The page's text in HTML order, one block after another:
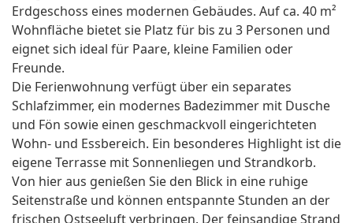
Erdgeschoss eines modernen Gebäudes. Auf ca. 40 m²
Wohnfläche bietet sie Platz für bis zu 3 Personen und
eignet sich ideal für Paare, kleine Familien oder
Freunde.
Die Ferienwohnung verfügt über ein separates
Schlafzimmer, ein modernes Badezimmer mit Dusche
und Fön sowie einen geschmackvoll eingerichteten
Wohn- und Essbereich. Ein besonderes Highlight ist die
eigene Terrasse mit Sonnenliegen und Strandkorb.
Von hier aus genießen Sie den Blick in eine ruhige
Seitenstraße und können entspannte Stunden an der
frischen Ostseeluft verbringen. Der feinsandige Strand